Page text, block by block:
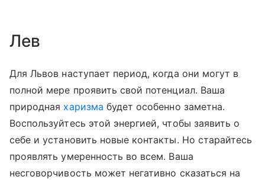
Лев
Для Львов наступает период, когда они могут в
полной мере проявить свой потенциал. Ваша
природная харизма будет особенно заметна.
Воспользуйтесь этой энергией, чтобы заявить о
себе и установить новые контакты. Но старайтесь
проявлять умеренность во всем. Ваша
несговорчивость может негативно сказаться на